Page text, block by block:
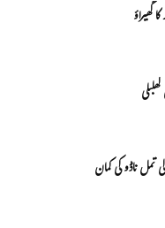
گھیراؤ
ناڈو کی کمان